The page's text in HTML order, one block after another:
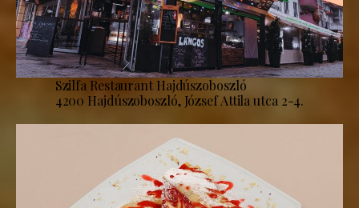
Szilfa Restaurant Hajdúszoboszló
4200 Hajdúszoboszló, József Attila utca 2-4.